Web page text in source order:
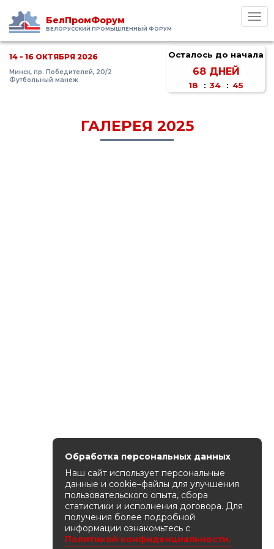
БелПромФорум
БЕЛОРУССКИЙ ПРОМЫШЛЕННЫЙ ФОРУМ
14 - 16 ОКТЯБРЯ 2026
Минск, пр. Победителей, 20/2
Футбольный манеж
Осталось до начала
68 ДНЕЙ
18 : 34 : 45
ГАЛЕРЕЯ 2025
Обработка персональных данных
Наш сайт использует персональные
данные и cookie–файлы для улучшения
пользовательского опыта, сбора
статистики и исполнения договора. Для
получения более подробной
информации ознакомьтесь с
Политикой конфиденциальности.